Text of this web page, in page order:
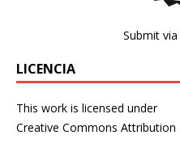
Submit
LICENCIA
This work is licensed under
Creative Commons Attribution